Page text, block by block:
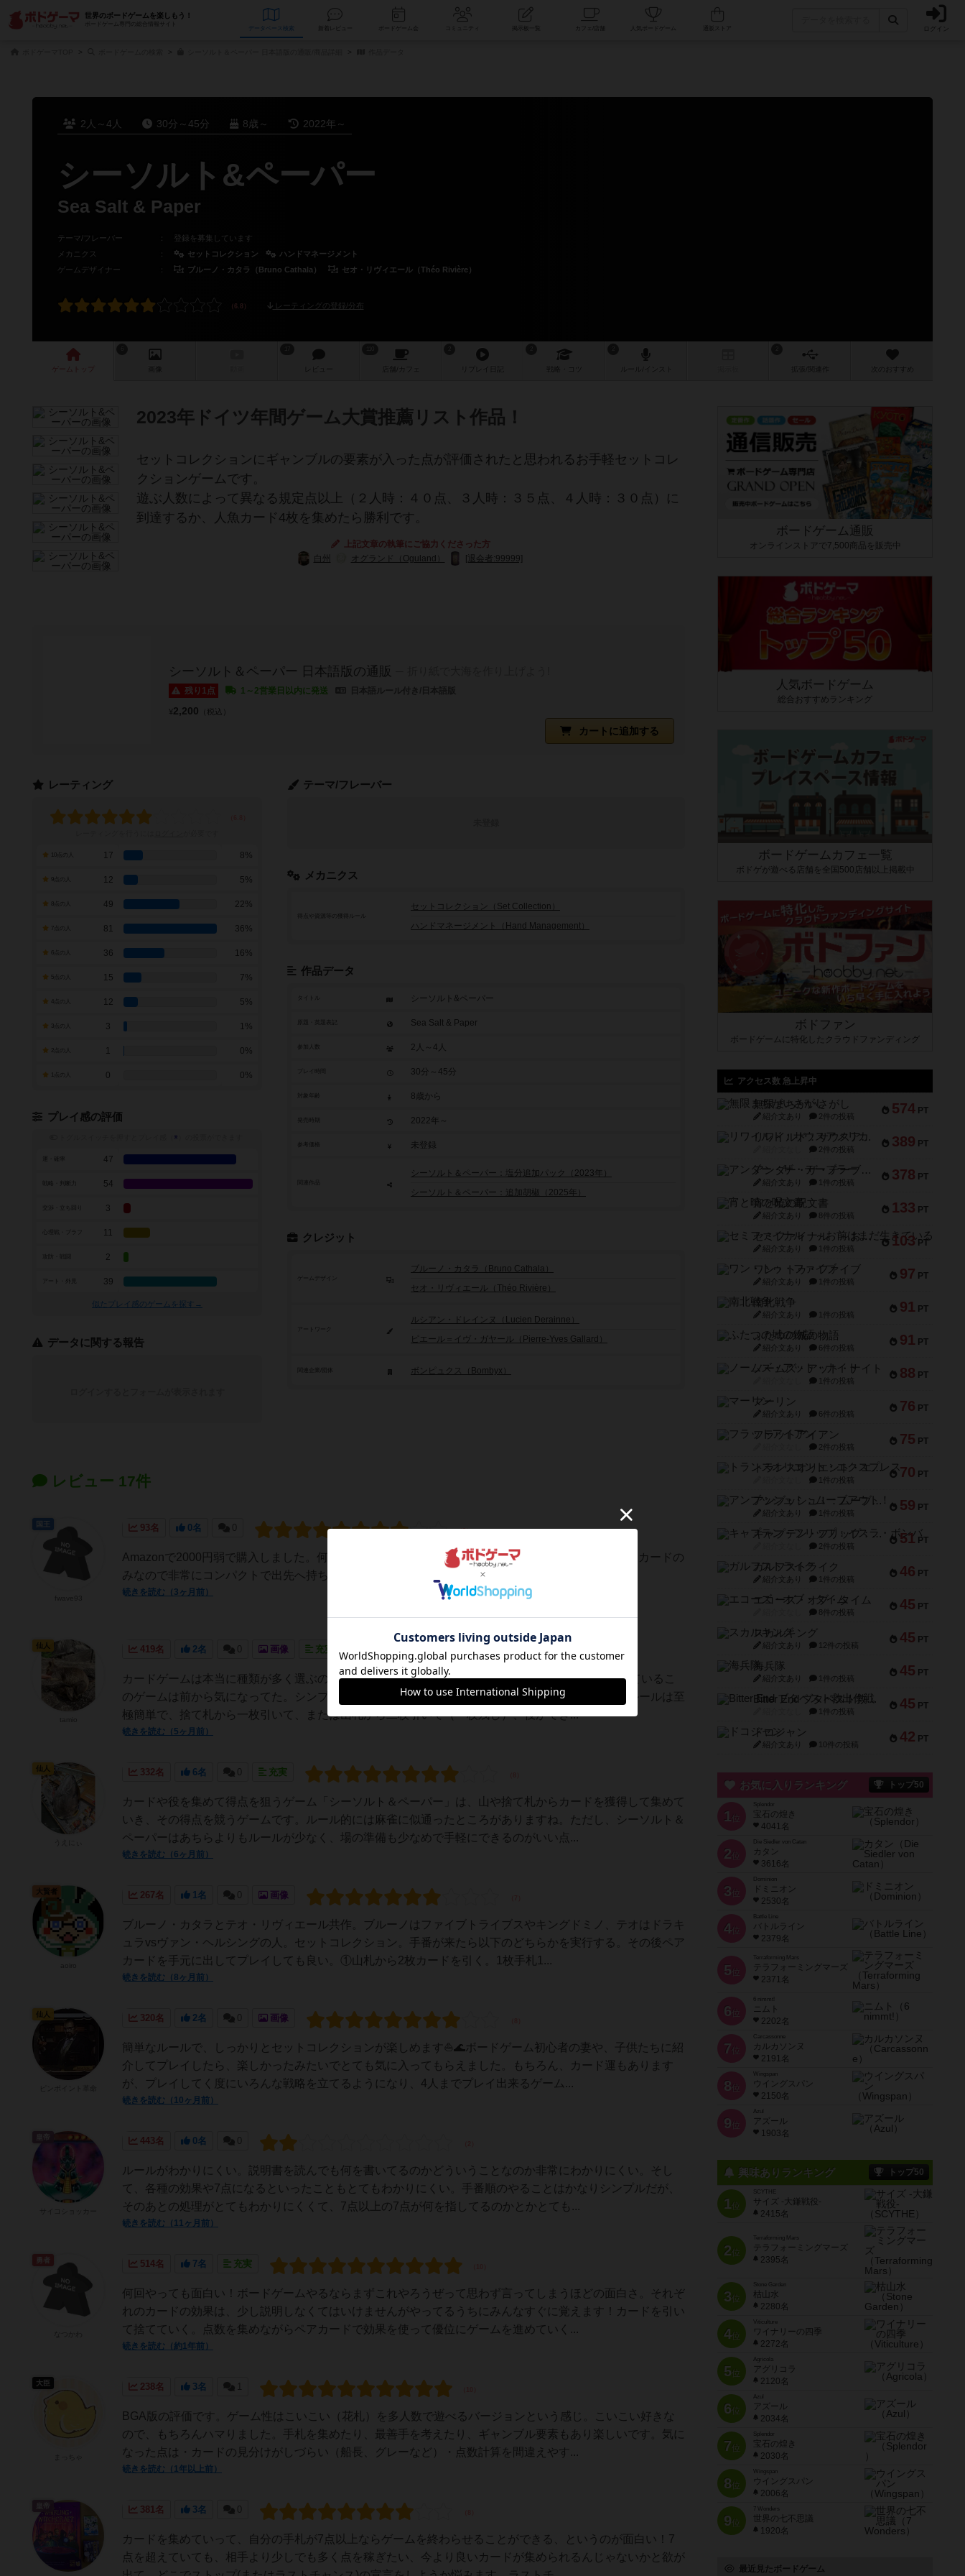
世界のボードゲームを楽しもう！
ボードゲーム専門の総合情報サイト
データベース コミュニティ 人気ボードゲーム ログイン
2人～4人 30分～45分 8歳～ 2022年～
シーソルト&ペーパー
Sea Salt & Paper
テーマ/フレーバー ：
登録を募集しています
メカニクス
： セットコレクション
ハンドマネージメント
ゲームデザイナー
： ブルーノ・カタラ（Bruno Cathala） セオ・リヴィエール（Théo Rivière）
レーティングの登録/分布
ゲーム 画像 レビュー 店舗/ カフェ 戦略 作 次のおすすめ
2023年ドイツ年間ゲーム大賞推薦リスト作品！
セットコレクションにギャンブルの要素が入った点が評価されたと思われるお手軽セットコレ
クションゲームです。
遊ぶ人数によって異なる規定点以上（２人時：４０点、３人時：３５点、４人時：３０点）に
到達するか、人魚カード4枚を集めたら勝利です。
上記文章の執筆にご協力くださった方
白州
オグランド（Oguland） [退会者:99999]
シーソルト＆ペーパー 日本語版の通販
残り1点 1～2営業日以内に発送
カートに追加する
¥2,200 （税込）
テーマ/フレーバー
メカニクス
セットコレクション（Set Collection）
ハンドマネージメント（Hand Management）
作品データ
タイトル シーソルト&ペーパー
Sea Salt & Paper
参加人数 2人～4人
30分～45分
8歳から
2022年～
参考価格 未登録
関連作品
シーソルト＆ペーパー：塩分追加パック（2023年）
シーソルト＆ペーパー：追加胡椒（2025年）
クレジット
ゲームデザイン
ブルーノ・カタラ（Bruno Cathala）
セオ・リヴィエール（Théo Rivière）
アートワーク
ルシアン・ドレインヌ（Lucien Derainne）
ピエール＝イヴ・ガヤール（Pierre-Yves Gallard）
ボンピュクス（Bombyx）
レーティング
17 8%
12 5%
49 22%
7点の人 81 36%
36 16%
15 7%
12 5%
3 1%
1 0%
0 0%
プレイ感の評価
※
47
戦略・判断力 54
3
11
2
アート・外見 39
似たプレイ感のゲームを探す→
データに関する報告
レビュー 17件
93名 0名 0
Amazonで2000円弱で購入しました。何度も繰り返し遊べて結構盛り上がります。内容物が説明書とカードの
みなので非常にコンパクトで出先へ持ち運ぶのに向いています。
続きを読む（3ヶ月前）
国王
419名 2名 0 画像 充実
カードゲームは本当に種類が多く選ぶのが難しいが、中量級以上が多いBGGでずっとランクインしているこ
のゲームは前から気になってた。シンプルなカードゲームに見えるが、何がそんなにウケるのか。ルールは至
極簡単で、捨て札から一枚引いて、または山札から二枚引いて（一枚残し）、役ができ...
続きを読む（5ヶ月前）
仙人
332名 6名 0 充実
カードや役を集めて得点を狙うゲーム「シーソルト＆ペーパー」は、山や捨て札からカードを獲得して集めて
いき、その得点を競うゲームです。ルール的には麻雀に似通ったところがありますね。ただし、シーソルト＆
ペーパーはあちらよりもルールが少なく、場の準備も少なめで手軽にできるのがいい点...
続きを読む（6ヶ月前）
仙人
267名 1名 0 画像
ブルーノ・カタラとテオ・リヴィエール共作。ブルーノはファイブトライブスやキングドミノ、テオはドラキ
ュラvsヴァン・ヘルシングの人。セットコレクション。手番が来たら以下のどちらかを実行する。その後ペア
カードを手元に出してプレイしても良い。①山札から2枚カードを引く。1枚手札1...
続きを読む（8ヶ月前）
大賢者
320名 2名 0 画像
簡単なルールで、しっかりとセットコレクションが楽しめます⛵️🌊ボードゲーム初心者の妻や、子供たちに紹
介してプレイしたら、楽しかったみたいでとても気に入ってもらえました。もちろん、カード運もあります
が、プレイしてく度にいろんな戦略を立てるようになり、4人までプレイ出来るゲーム...
続きを読む（10ヶ月前）
仙人
443名 0名 0
ルールがわかりにくい。説明書を読んでも何を書いてるのかどういうことなのか非常にわかりにくい。そし
て、各種の効果や7点になるといったこともとてもわかりにくい。手番順のやることはかなりシンプルだが、
そのあとの処理がとてもわかりにくくて、7点以上の7点が何を指してるのかとかとても...
続きを読む（11ヶ月前）
皇帝
514名 7名 充実
何回やっても面白い！ボードゲームやるならまずこれやろうぜって思わず言ってしまうほどの面白さ。それぞ
れのカードの効果は、少し説明しなくてはいけませんがやってるうちにみんなすぐに覚えます！カードを引い
て捨てていく。点数を集めながらペアカードで効果を使って優位にゲームを進めていく...
続きを読む（約1年前）
勇者
238名 3名 1
BGA版の評価です。ゲーム性はこいこい（花札）を多人数で遊べるバージョンという感じ。こいこい好きな
ので、もちろんハマりました。手札を集めたり、最善手を考えたり、ギャンブル要素もあり楽しいです。気に
なった点は・カードの見分けがしづらい（船長、グレーなど）・点数計算を間違えやす...
続きを読む（1年以上前）
大臣
381名 3名 0
カードを集めていって、自分の手札が7点以上ならゲームを終わらせることができる、というのが面白い！7
点を超えていても、相手より少しでも多く点を稼ぎたい、今より良いカードが集められるんじゃないかと欲が
皇帝
ボードゲーム通販
オンラインストアで7,500商品を販売中
人気ボードゲーム
総合おすすめランキング
ボードゲームカフェ一覧
ボドゲが遊べる店舗を全国500店舗以上掲載中
ボドファン
ボードゲームに特化したクラウドファンディング
アクセス数 急上昇中
574 PT
無限まちがいさがし
紹介文あり 2件の投稿
389 PT
リワイルド：サウスアメリカ
2件の投稿
378 PT
アンダー・ザ・テーブラー
紹介文あり 1件の投稿
133 PT
宵と暁の呪文書
紹介文あり 8件の投稿
103 PT
セミファイナル ～お前はまだ生きている～
紹介文あり 1件の投稿
97 PT
ワン・トゥ・ファイブ
紹介文あり 1件の投稿
91 PT
南北戦争
紹介文あり 1件の投稿
91 PT
ふたつの城の物語
紹介文あり 6件の投稿
88 PT
ノームズ・アット・ナイト
1件の投稿
76 PT
マーリン
紹介文あり 6件の投稿
75 PT
フラットアイアン
2件の投稿
70 PT
トランスオリエント・エクスプレス
1件の投稿
59 PT
アンブッシュ！：ムーブアウト！
紹介文あり 1件の投稿
51 PT
キャプテン・フリップ：イスラ・ボンバ
2件の投稿
46 PT
ガルフストライク
紹介文あり 1件の投稿
45 PT
エコーズ・オブ・タイム
8件の投稿
45 PT
スカルキング
紹介文あり 12件の投稿
45 PT
海兵隊
紹介文あり 1件の投稿
45 PT
Bitter End ブタペスト救出作戦
1件の投稿
42 PT
ドコジャン
紹介文あり 10件の投稿
お気に入りランキング トップ50
1 位
宝石の煌き
4041名
2 位
Die Siedler von Catan
カタン
3616名
3 位
ドミニオン
2530名
4位
Battle Line
バトルライン
2379名
5 位
Terraforming Mars
テラフォーミングマーズ
2371名
6 位
ニムト
2202名
7 位
Carcassonne
カルカソンヌ
2191名
8 位
Wingspan
ウイングスパン
2150名
9 位
Azul
アズール
1903名
興味ありランキング トップ50
1位
SCYTHE
サイズ -大鎌戦役-
2415名
2位
Terraforming Mars
テラフォーミングマーズ
2395名
3位
Stone Garden
枯山水
2280名
4位
Viticulture
ワイナリーの四季
2272名
5位
Agricola
アグリコラ
2120名
6位
Azul
アズール
2034名
7位
宝石の煌き
2030名
8位
Wingspan
ウイングスパン
2006名
9位
7 Wonders
世界の七不思議
1920名
最近見たボードゲーム